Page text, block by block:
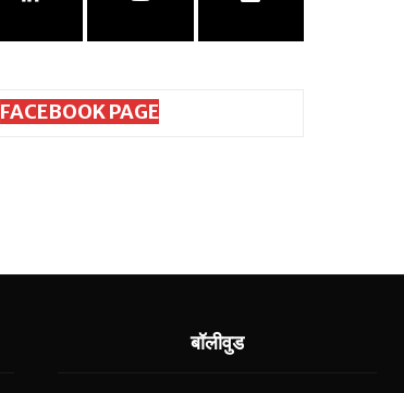
FACEBOOK PAGE
बॉलीवुड